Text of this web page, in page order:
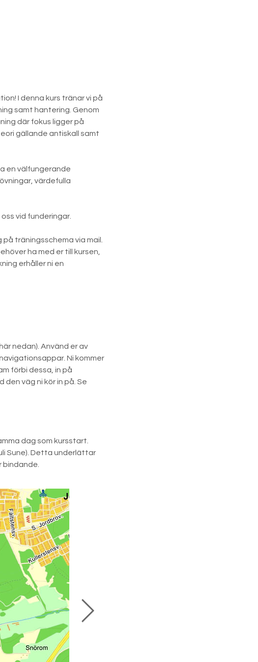
I denna kurs tränar vi på
samt hantering. Genom
där fokus ligger på
gällande antiskall samt
en välfungerande
värdefulla
vid funderingar.
träningsschema via mail.
ha med er till kursen,
erhåller ni en
nedan). Använd er av
Ni kommer
förbi dessa, in på
den väg ni kör in på. Se
dag som kursstart.
Sune). Detta underlättar